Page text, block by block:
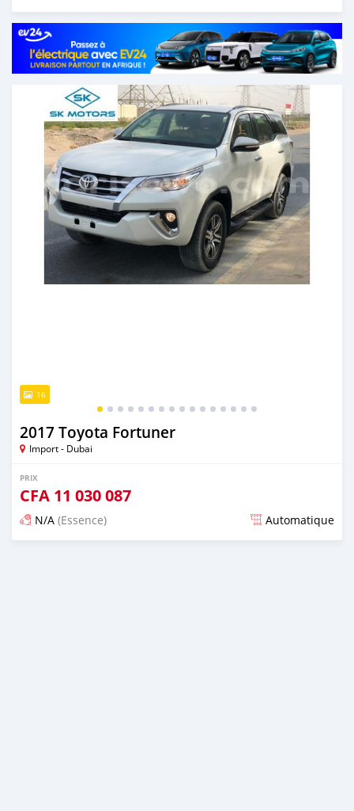
Publié il y a presque 6 ans
16
2017 Toyota Fortuner
Import - Dubai
PRIX
CFA 11 030 087
N/A (Essence) Automatique